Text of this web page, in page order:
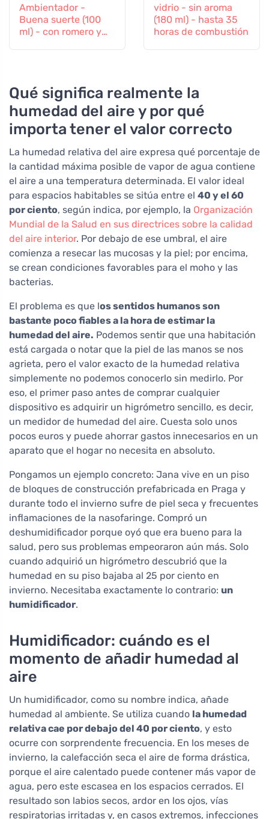
Ambientador -
Buena suerte (100
ml) - con romero y
vidrio - sin aroma
(180 ml) - hasta 35
horas de combustión
Qué significa realmente la
humedad del aire y por qué
importa tener el valor correcto
La humedad relativa del aire expresa qué porcentaje de
la cantidad máxima posible de vapor de agua contiene
el aire a una temperatura determinada. El valor ideal
para espacios habitables se sitúa entre el 40 y el 60
por ciento, según indica, por ejemplo, la Organización
Mundial de la Salud en sus directrices sobre la calidad
del aire interior. Por debajo de ese umbral, el aire
comienza a resecar las mucosas y la piel; por encima,
se crean condiciones favorables para el moho y las
bacterias.
El problema es que los sentidos humanos son
bastante poco fiables a la hora de estimar la
humedad del aire. Podemos sentir que una habitación
está cargada o notar que la piel de las manos se nos
agrieta, pero el valor exacto de la humedad relativa
simplemente no podemos conocerlo sin medirlo. Por
eso, el primer paso antes de comprar cualquier
dispositivo es adquirir un higrómetro sencillo, es decir,
un medidor de humedad del aire. Cuesta solo unos
pocos euros y puede ahorrar gastos innecesarios en un
aparato que el hogar no necesita en absoluto.
Pongamos un ejemplo concreto: Jana vive en un piso
de bloques de construcción prefabricada en Praga y
durante todo el invierno sufre de piel seca y frecuentes
inflamaciones de la nasofaringe. Compró un
deshumidificador porque oyó que era bueno para la
salud, pero sus problemas empeoraron aún más. Solo
cuando adquirió un higrómetro descubrió que la
humedad en su piso bajaba al 25 por ciento en
invierno. Necesitaba exactamente lo contrario: un
humidificador.
Humidificador: cuándo es el
momento de añadir humedad al
aire
Un humidificador, como su nombre indica, añade
humedad al ambiente. Se utiliza cuando la humedad
relativa cae por debajo del 40 por ciento, y esto
ocurre con sorprendente frecuencia. En los meses de
invierno, la calefacción seca el aire de forma drástica,
porque el aire calentado puede contener más vapor de
agua, pero este escasea en los espacios cerrados. El
resultado son labios secos, ardor en los ojos, vías
respiratorias irritadas y, en casos extremos, infecciones